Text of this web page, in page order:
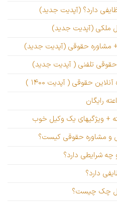
دارد؟ (آپدیت جدید)
ملکی (آپدیت جدید)
+ مشاوره حقوقی (آپدیت جدید)
حقوقی تلفنی ( آپدیت جدید)
حقوقی ( آپدیت ۱۴۰۰ )
و مشاوره حقوقی کیست؟
چه شرایطی دارد؟
دارد؟
چک چیست؟